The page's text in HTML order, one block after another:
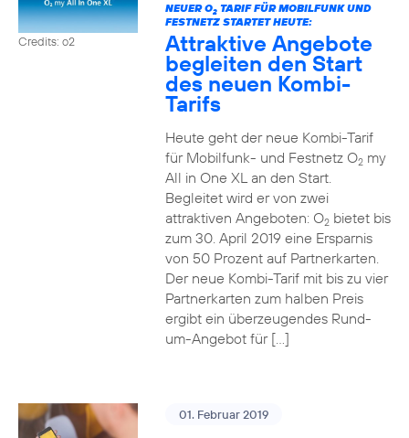
Credits: o2
NEUER O2TARIF FÜR MOBILFUNK UND
FESTNETZ STARTET HEUTE:
Attraktive Angebote
begleiten den Start
des neuen Kombi-
Tarifs
Heute geht der neue Kombi-Tarif
für Mobilfunk- und Festnetz O2my
All in One XL an den Start.
Begleitet wird er von zwei
attraktiven Angeboten: O2bietet bis
zum 30. April 2019 eine Ersparnis
von 50 Prozent auf Partnerkarten.
Der neue Kombi-Tarif mit bis zu vier
Partnerkarten zum halben Preis
ergibt ein überzeugendes Rund-
um-Angebot für […]
01. Februar 2019